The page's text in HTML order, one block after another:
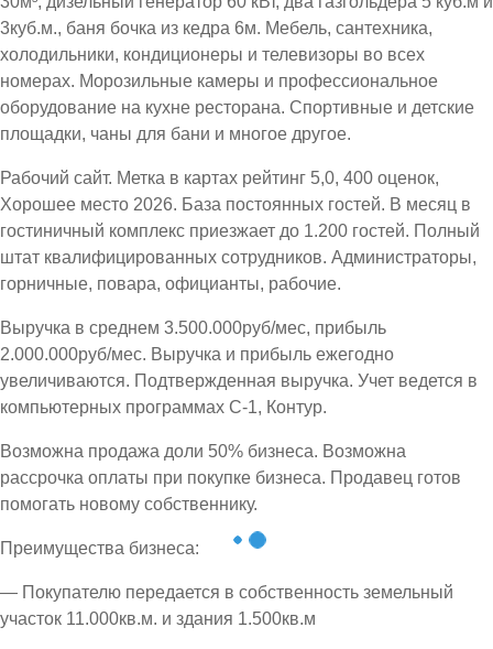
3куб.м., баня бочка из кедра 6м. Мебель, сантехника,
холодильники, кондиционеры и телевизоры во всех
номерах. Морозильные камеры и профессиональное
оборудование на кухне ресторана. Спортивные и детские
площадки, чаны для бани и многое другое.
Рабочий сайт. Метка в картах рейтинг 5,0, 400 оценок,
Хорошее место 2026. База постоянных гостей. В месяц в
гостиничный комплекс приезжает до 1.200 гостей. Полный
штат квалифицированных сотрудников. Администраторы,
горничные, повара, официанты, рабочие.
Выручка в среднем 3.500.000руб/мес, прибыль
2.000.000руб/мес. Выручка и прибыль ежегодно
увеличиваются. Подтвержденная выручка. Учет ведется в
компьютерных программах С-1, Контур.
Возможна продажа доли 50% бизнеса. Возможна
рассрочка оплаты при покупке бизнеса. Продавец готов
помогать новому собственнику.
Преимущества бизнеса:
— Покупателю передается в собственность земельный
участок 11.000кв.м. и здания 1.500кв.м